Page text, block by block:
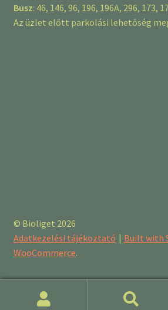
Busz: 46, 146, 96, 196, 196A, 296, 173,
Az üzlet előtt parkolási lehetőség
© Bioliget 2026
Adatkezelési tájékoztató
Built with
WooCommerce.
Keresés